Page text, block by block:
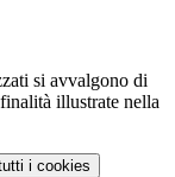
si avvalgono di
illustrate nella
i cookies